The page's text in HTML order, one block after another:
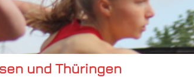
und Thüringen